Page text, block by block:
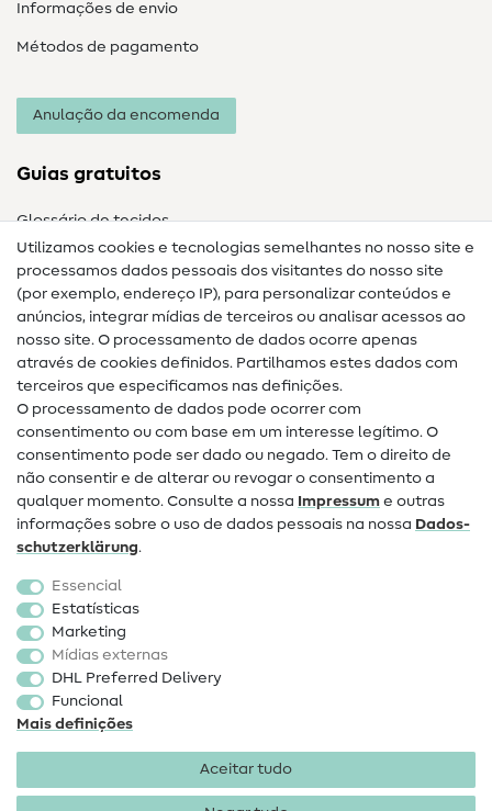
Informações de envio
Métodos de pagamento
Anulação da encomenda
Guias gratuitos
Glossário de tecidos
Guias de costura
Ajuda e contacto
Contacto
Mudança de proprietário
Perguntas frequentes (FAQ)
Direito de cancelamento
Popular
Tecidos
Acessórios de costura
Promoção
Utilizamos cookies e tecnologias semelhantes no nosso site e
processamos dados pessoais dos visitantes do nosso site
(por exemplo, endereço IP), para personalizar conteúdos e
anúncios, integrar mídias de terceiros ou analisar acessos ao
nosso site. O processamento de dados ocorre apenas
através de cookies definidos. Partilhamos estes dados com
terceiros que especificamos nas definições.
O processamento de dados pode ocorrer com
consentimento ou com base em um interesse legítimo. O
consentimento pode ser dado ou negado. Tem o direito de
não consentir e de alterar ou revogar o consentimento a
qualquer momento. Consulte a nossa Impressum e outras
informações sobre o uso de dados pessoais na nossa Dados­
schutz­erklärung.
Essencial
Estatísticas
Marketing
Mídias externas
DHL Preferred Delivery
Funcional
Mais definições
Aceitar tudo